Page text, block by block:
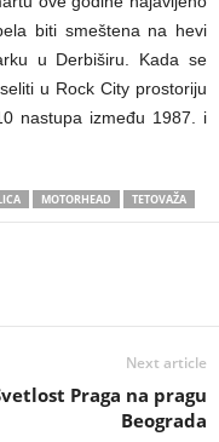
biti smeštena na hevi
u Derbiširu. Kada se
u Rock City prostoriju
nastupa između 1987. i
MOTORHEAD TETOVAŽA
Next article
Praga na pragu
Beograda